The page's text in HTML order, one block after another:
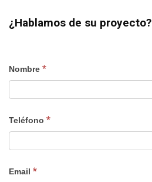
¿Hablamos de su proyecto?
Nombre *
Teléfono *
Email *